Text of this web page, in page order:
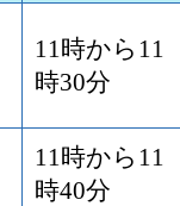
11時から11
時30分
11時から11
時40分